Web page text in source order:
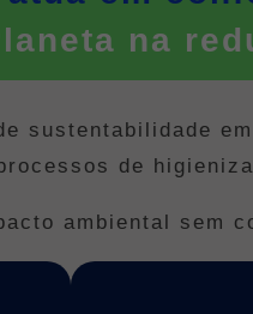
na
sustentabilidade
de
ambiental sem